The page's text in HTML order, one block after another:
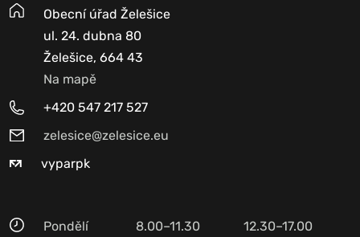
Obecní úřad Želešice
ul. 24. dubna 80
Želešice, 664 43
Na mapě
+420 547 217 527
zelesice@zelesice.eu
vyparpk
Pondělí 8.00–11.30
12.30–17.00